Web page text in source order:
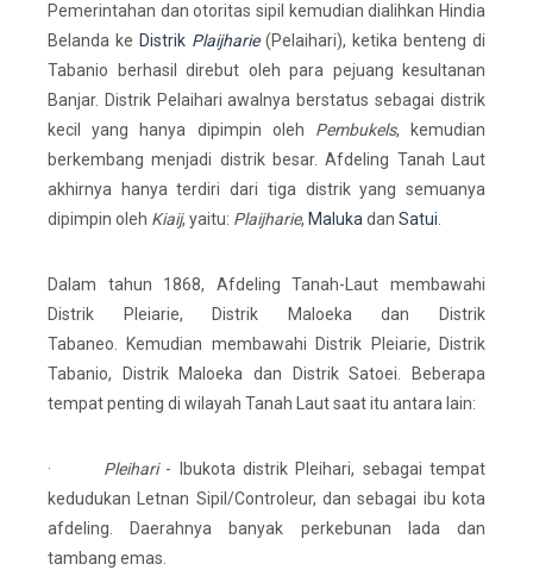
Pemerintahan dan otoritas sipil kemudian dialihkan Hindia
Belanda ke Distrik Plaijharie(Pelaihari), ketika benteng di
Tabanio berhasil direbut oleh para pejuang kesultanan
Banjar. Distrik Pelaihari awalnya berstatus sebagai distrik
kecil yang hanya dipimpin oleh Pembukels, kemudian
berkembang menjadi distrik besar. Afdeling Tanah Laut
akhirnya hanya terdiri dari tiga distrik yang semuanya
dipimpin oleh Kiaij, yaitu: Plaijharie, Maluka dan Satui
Dalam tahun 1868, Afdeling Tanah-Laut membawahi
Distrik Pleiarie, Distrik Maloeka dan Distrik
Tabaneo. Kemudian membawahi Distrik Pleiarie, Distrik
Tabanio, Distrik Maloeka dan Distrik Satoei. Beberapa
tempat penting di wilayah Tanah Laut saat itu antara lain:
· Pleihari- Ibukota distrik Pleihari, sebagai tempat
kedudukan Letnan Sipil/Controleur, dan sebagai ibu kota
afdeling. Daerahnya banyak perkebunan lada dan
tambang emas.